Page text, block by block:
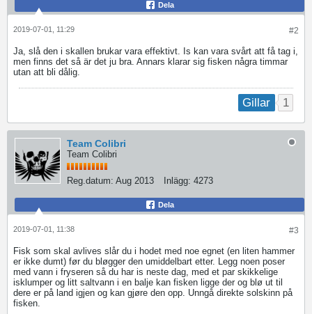
Dela
#2
2019-07-01, 11:29
Ja, slå den i skallen brukar vara effektivt. Is kan vara svårt att få tag i,
men finns det så är det ju bra. Annars klarar sig fisken några timmar
utan att bli dålig.
Gillar 1
Team Colibri
Team Colibri
Reg.datum: Aug 2013 Inlägg: 4273
Dela
#3
2019-07-01, 11:38
Fisk som skal avlives slår du i hodet med noe egnet (en liten hammer
er ikke dumt) før du bløgger den umiddelbart etter. Legg noen poser
med vann i fryseren så du har is neste dag, med et par skikkelige
isklumper og litt saltvann i en balje kan fisken ligge der og blø ut til
dere er på land igjen og kan gjøre den opp. Unngå direkte solskinn på
fisken.